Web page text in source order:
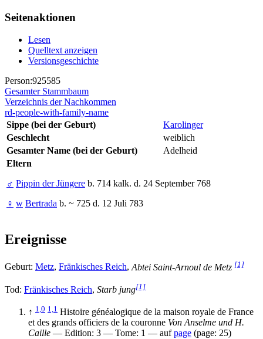
Seitenaktionen
Lesen
Quelltext anzeigen
Versionsgeschichte
Person:925585
Gesamter Stammbaum
Verzeichnis der Nachkommen
rd-people-with-family-name
Sippe (bei der Geburt)
Karolinger
Geschlecht
weiblich
Gesamter Name (bei der Geburt)
Adelheid
Eltern
♂ Pippin der Jüngere b. 714 kalk. d. 24 September 768
♀ w Bertrada b. ~ 725 d. 12 Juli 783
Ereignisse
Geburt: Metz, Fränkisches Reich, Abtei Saint-Arnoul de Metz [1]
Tod: Fränkisches Reich, Starb jung[1]
↑ 1,0 1,1 Histoire généalogique de la maison royale de France
et des grands officiers de la couronne Von Anselme und H.
Caille — Edition: 3 — Tome: 1 — aufpage (page: 25)